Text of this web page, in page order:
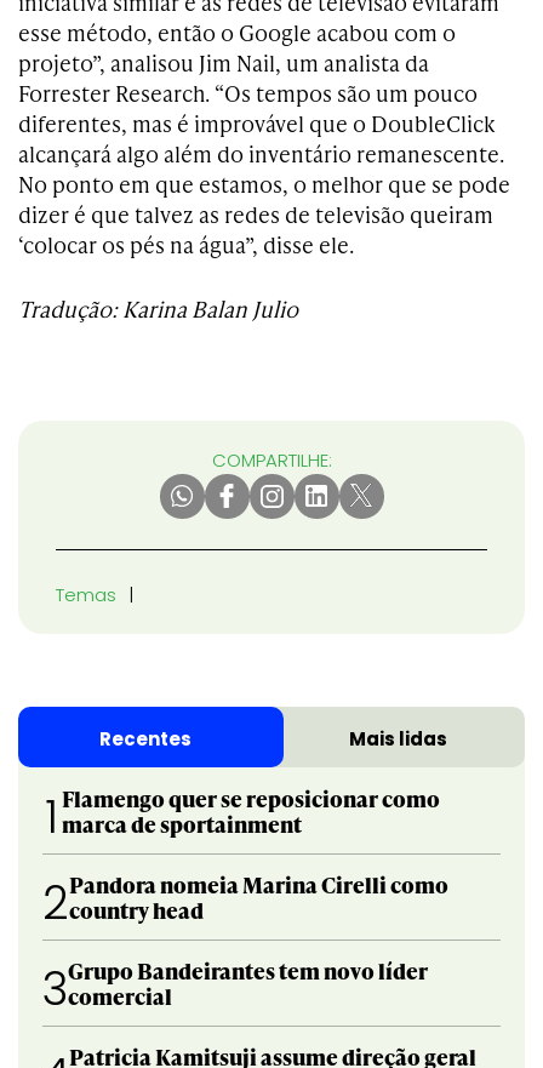
esse método, então o Google acabou com o
projeto”, analisou Jim Nail, um analista da
Forrester Research. “Os tempos são um pouco
diferentes, mas é improvável que o DoubleClick
alcançará algo além do inventário remanescente.
No ponto em que estamos, o melhor que se pode
dizer é que talvez as redes de televisão queiram
‘colocar os pés na água”, disse ele.
Tradução: Karina Balan Julio
COMPARTILHE:
Temas
Recentes Mais lidas
1 Flamengo quer se reposicionar como
marca de sportainment
2Pandora nomeia Marina Cirelli como
country head
3Grupo Bandeirantes tem novo líder
comercial
Patricia Kamitsuji assume direção geral